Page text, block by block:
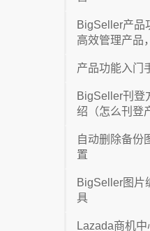
BigSeller产品
高效管理产品
产品功能入门
BigSeller刊登
绍（怎么刊登
自动删除备份
置
BigSeller图片
具
Lazada商机中